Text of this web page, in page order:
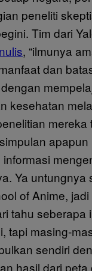
peneliti
Tim dari
, “ilmunya
dan
kesehatan
mereka
apapun
Ya untungnya
of Anime,
tahu seberapa
tapi masing-
sendiri
hasil dari peta